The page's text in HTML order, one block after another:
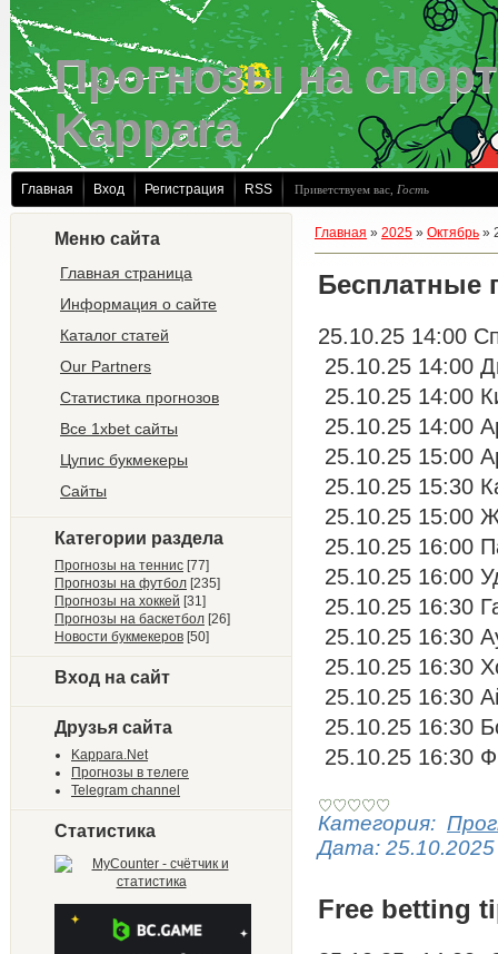
Прогнозы на
Kappara
Главная Вход Регистрация RSS Приветствуем вас Гость
Меню сайта
Главная страница
Информация о сайте
Каталог статей
Our Partners
Статистика прогнозов
Все 1xbet сайты
Цупис букмекеры
Сайты
Категории раздела
Прогнозы на теннис [77]
Прогнозы на футбол [235]
Прогнозы на хоккей [31]
Прогнозы на баскетбол [26]
Новости букмекеров [50]
Вход на сайт
Друзья сайта
Kappara.Net
Прогнозы в телеге
Telegram channel
Статистика
Главная » 2025 » Октябрь »
Бесплатные
25.10.25 14:00
25.10.25 14:00
25.10.25 14:00
25.10.25 14:00
25.10.25 15:00
25.10.25 15:30
25.10.25 15:00
25.10.25 16:00
25.10.25 16:00
25.10.25 16:30
25.10.25 16:30
25.10.25 16:30
25.10.25 16:30
25.10.25 16:30
25.10.25 16:30
Категория:
Дата: 25.10.2025
Free betting